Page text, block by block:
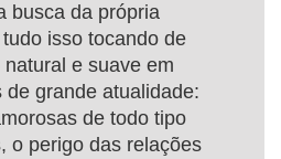
busca da própria
isso tocando de
e suave em
de grande atualidade:
de todo tipo
o perigo das relações